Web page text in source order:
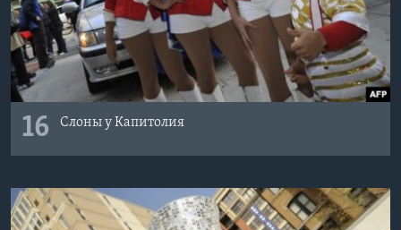
16 Слоны у Капитолия